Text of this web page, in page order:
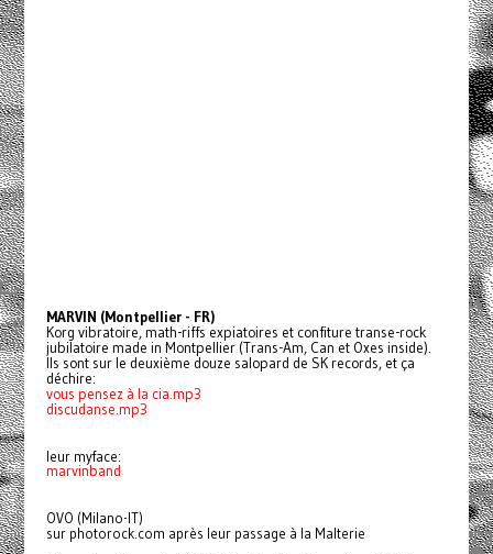
MARVIN (Montpellier - FR)
Korg vibratoire, math-riffs expiatoires et confiture transe-rock
jubilatoire made in Montpellier (Trans-Am, Can et Oxes inside).
Ils sont sur le deuxième douze salopard de SK records, et ça
déchire:
vous pensez à la cia.mp3
discudanse.mp3
leur myface:
marvinband
OVO (Milano-IT)
sur photorock.com après leur passage à la Malterie